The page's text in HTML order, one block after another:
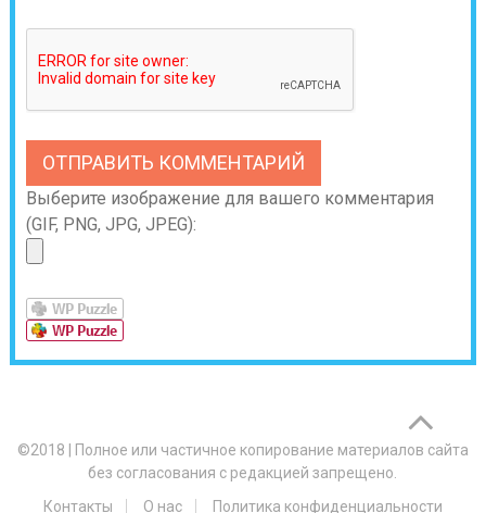
Выберите изображение для вашего комментария
(GIF, PNG, JPG, JPEG):
©2018
Полное или частичное копирование материалов сайта
без согласования с редакцией запрещено.
Контакты
О нас Политика конфиденциальности